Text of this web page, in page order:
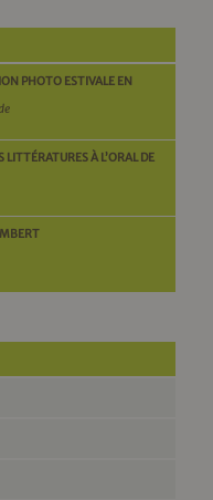
PHOTO ESTIVALE EN
LITTÉRATURES À L’ORAL DE